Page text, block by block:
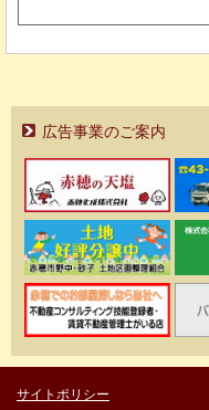
広告事業のご案内
サイトポリシー